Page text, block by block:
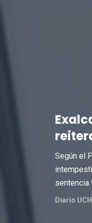
Según el
sentencia
Diario